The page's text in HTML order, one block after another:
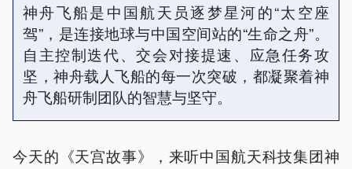
神舟飞船是中国航天员逐梦星河的“太空座
驾”，是连接地球与中国空间站的“生命之舟”。
自主控制迭代、交会对接提速、应急任务攻
坚，神舟载人飞船的每一次突破，都凝聚着神
舟飞船研制团队的智慧与坚守。
今天的《天宫故事》，来听中国航天科技集团神